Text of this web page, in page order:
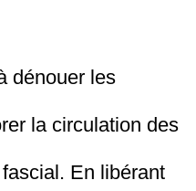
dénouer les
la circulation des
En libérant